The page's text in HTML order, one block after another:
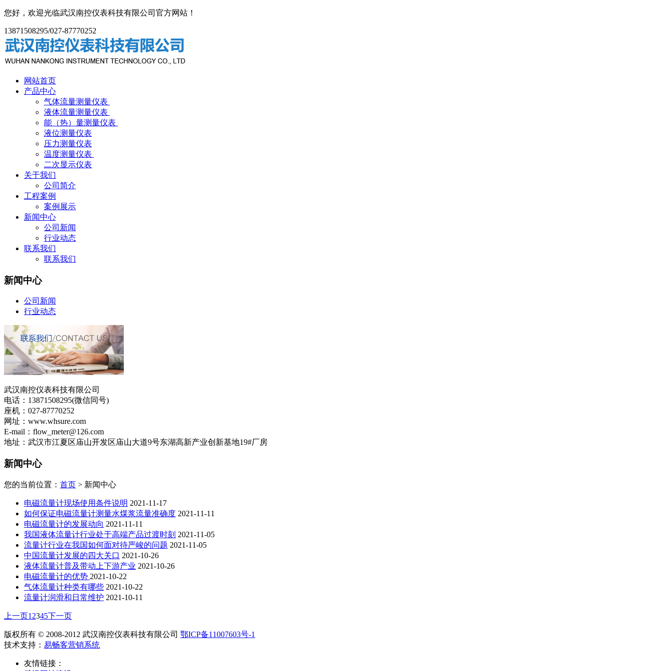
您好，欢迎光临武汉南控仪表科技有限公司官方网站！
13871508295/027-87770252
网站首页
产品中心
气体流量测量仪表
液体流量测量仪表
能（热）量测量仪表
液位测量仪表
压力测量仪表
温度测量仪表
二次显示仪表
关于我们
公司简介
工程案例
案例展示
新闻中心
公司新闻
行业动态
联系我们
联系我们
新闻中心
公司新闻
行业动态
武汉南控仪表科技有限公司
电话：13871508295(微信同号)
座机：027-87770252
网址：www.whsure.com
E-mail：flow_meter@126.com
地址：武汉市江夏区庙山开发区庙山大道9号东湖高新产业创新基地19#厂房
新闻中心
您的当前位置： 首页 > 新闻中心
电磁流量计现场使用条件说明 2021-11-17
如何保证电磁流量计测量水煤浆流量准确度 2021-11-11
电磁流量计的发展动向 2021-11-11
我国液体流量计行业处于高端产品过渡时刻 2021-11-05
流量计行业在我国如何面对待严峻的问题 2021-11-05
中国流量计发展的四大关口 2021-10-26
液体流量计普及带动上下游产业 2021-10-26
电磁流量计的优势 2021-10-22
气体流量计种类有哪些 2021-10-22
流量计润滑和日常维护 2021-10-11
上一页1 2345下一页
版权所有 © 2008-2012 武汉南控仪表科技有限公司 鄂ICP备11007603号-1
技术支持： 易畅客营销系统
友情链接：